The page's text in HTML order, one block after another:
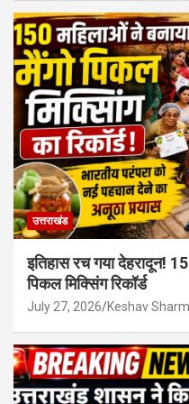
उत्तराखंड
इतिहास रच गया देहरादून!
पिकल मिक्सिंग रिकॉर्ड
July 27, 2026 Keshav